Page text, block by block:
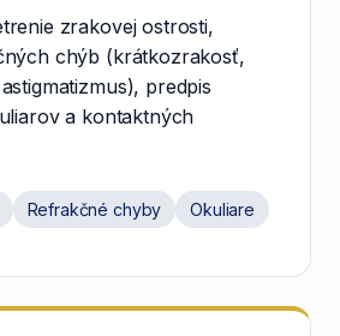
zrakovej ostrosti,
chýb (krátkozrakosť,
predpis
a kontaktných
Refrakčné chyby Okuliare